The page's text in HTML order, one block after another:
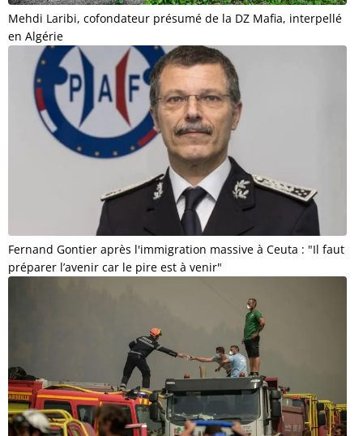
Mehdi Laribi, cofondateur présumé de la DZ Mafia, interpellé
en Algérie
Fernand Gontier après l'immigration massive à Ceuta : "Il faut
préparer l’avenir car le pire est à venir"